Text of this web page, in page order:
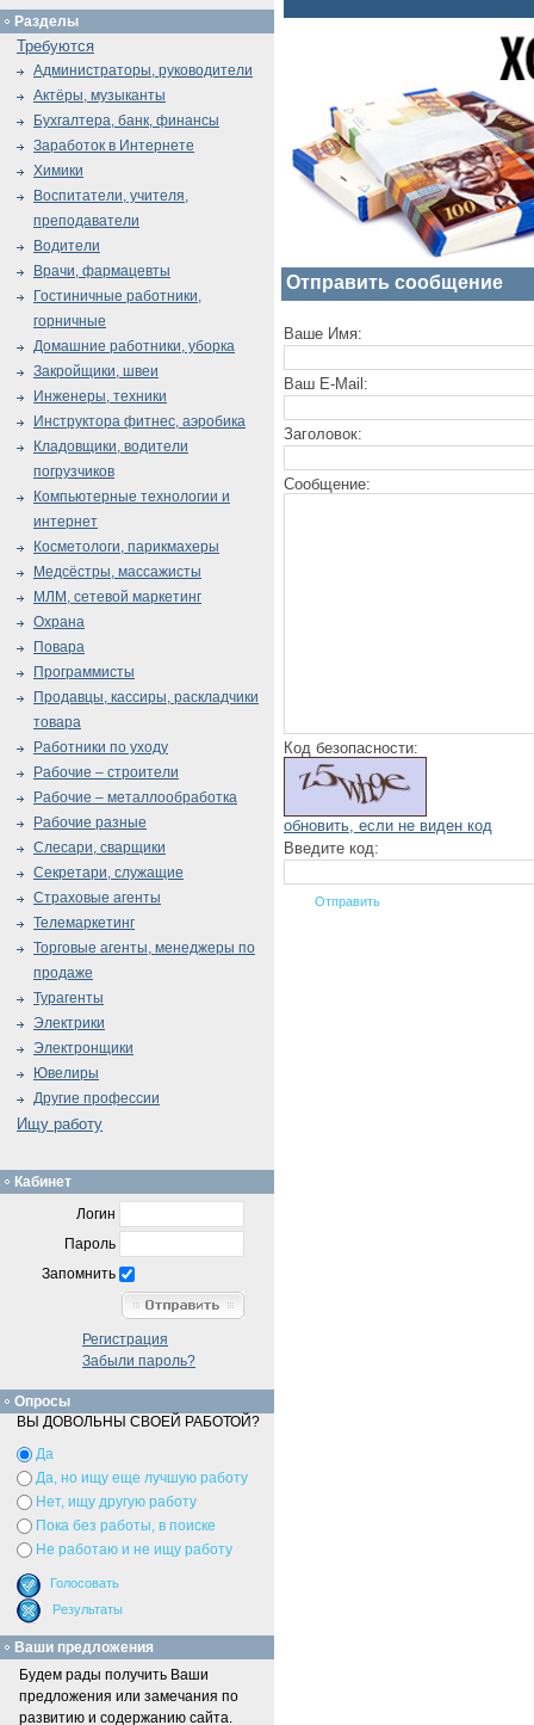
Отправить сообщение
Ваше Имя:
Ваш E-Mail:
Заголовок:
Сообщение:
Код безопасности:
обновить, если не виден код
Введите код:
Разделы
Требуются
Администраторы, руководители
Актёры, музыканты
Бухгалтера, банк, финансы
Заработок в Интернете
Химики
Воспитатели, учителя,
преподаватели
Водители
Врачи, фармацевты
Гостиничные работники,
горничные
Домашние работники, уборка
Закройщики, швеи
Инженеры, техники
Инструктора фитнес, аэробика
Кладовщики, водители
погрузчиков
Компьютерные технологии и
интернет
Косметологи, парикмахеры
Медсёстры, массажисты
МЛМ, сетевой маркетинг
Охрана
Повара
Программисты
Продавцы, кассиры, раскладчики
товара
Работники по уходу
Рабочие – строители
Рабочие – металлообработка
Рабочие разные
Слесари, сварщики
Секретари, служащие
Страховые агенты
Телемаркетинг
Торговые агенты, менеджеры по
продаже
Турагенты
Электрики
Электронщики
Ювелиры
Другие профессии
Ищу работу
Кабинет
Логин
Пароль
Запомнить
Регистрация
Забыли пароль?
Опросы
ВЫ ДОВОЛЬНЫ СВОЕЙ РАБОТОЙ?
Да
Да, но ищу еще лучшую работу
Нет, ищу другую работу
Пока без работы, в поиске
Не работаю и не ищу работу
Ваши предложения
Будем рады получить Ваши
предложения или замечания по
развитию и содержанию сайта.